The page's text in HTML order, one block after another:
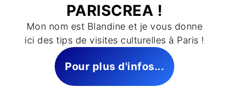
PARISCREA !
Mon nom est Blandine et je vous donne
ici des tips de visites culturelles à Paris !
Pour plus d'infos...